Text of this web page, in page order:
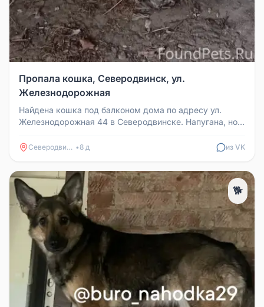
Пропала кошка, Северодвинск, ул.
Железнодорожная
Найдена кошка под балконом дома по адресу ул.
Железнодорожная 44 в Северодвинске. Напугана, но
Северодвинск • 8 д из VK
🐕